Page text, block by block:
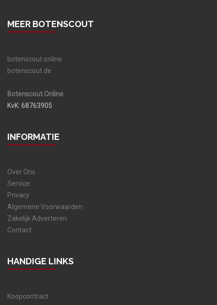
MEER BOTENSCOUT
botenscout.online
botenscout.de
Botenscout.Online
KvK: 68763905
INFORMATIE
Over Ons
Service
Privacy
Algemene Voorwaarden
Zakelijk Adverteren
Contact
HANDIGE LINKS
Koopcontract